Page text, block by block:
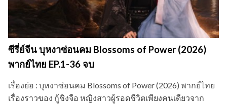
ซีรี่ย์จีน บุหงาซ่อนคม Blossoms of Power (2026)
พากย์ไทย EP.1-36 จบ
เรื่องย่อ : บุหงาซ่อนคม Blossoms of Power (2026) พากย์ไทย
เรื่องราวของ กู้ชิงจือ หญิงสาวผู้รอดชีวิตเพียงคนเดียวจาก